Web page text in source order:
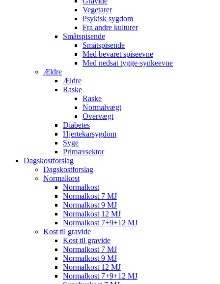
Vegetarer
Psykisk sygdom
Fra andre kulturer
Småtspisende
Småtspisende
Med bevaret spiseevne
Med nedsat tygge-synkeevne
Ældre
Ældre
Raske
Raske
Normalvægt
Overvægt
Diabetes
Hjertekarsygdom
Syge
Primærsektor
Dagskostforslag
Dagskostforslag
Normalkost
Normalkost
Normalkost 7 MJ
Normalkost 9 MJ
Normalkost 12 MJ
Normalkost 7+9+12 MJ
Kost til gravide
Kost til gravide
Normalkost 7 MJ
Normalkost 9 MJ
Normalkost 12 MJ
Normalkost 7+9+12 MJ